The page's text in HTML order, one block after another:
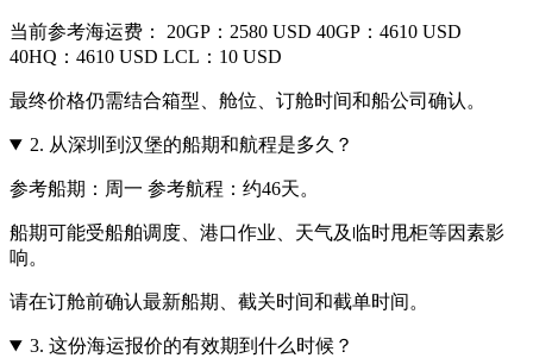
当前参考海运费： 20GP：2580 USD 40GP：4610 USD
40HQ：4610 USD LCL：10 USD
最终价格仍需结合箱型、舱位、订舱时间和船公司确认。
2. 从深圳到汉堡的船期和航程是多久？
参考船期：周一 参考航程：约46天。
船期可能受船舶调度、港口作业、天气及临时甩柜等因素影
响。
请在订舱前确认最新船期、截关时间和截单时间。
3. 这份海运报价的有效期到什么时候？